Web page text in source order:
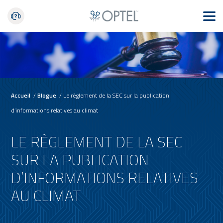
Accueil /Blogue / Le règlement de la SEC sur la publication
d’informations relatives au climat
LE RÈGLEMENT DE LA SEC
SUR LA PUBLICATION
D’INFORMATIONS RELATIVES
AU CLIMAT